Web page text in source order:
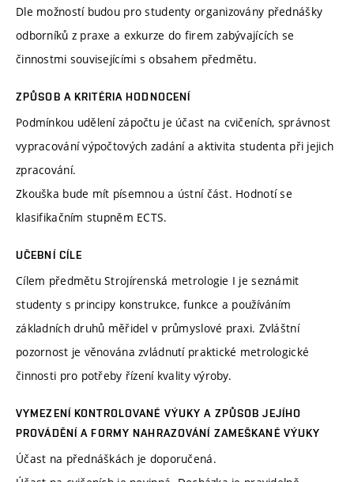
Dle možností budou pro studenty organizovány přednášky
odborníků z praxe a exkurze do firem zabývajících se
činnostmi souvisejícími s obsahem předmětu.
ZPŮSOB A KRITÉRIA HODNOCENÍ
Podmínkou udělení zápočtu je účast na cvičeních, správnost
vypracování výpočtových zadání a aktivita studenta při jejich
zpracování.
Zkouška bude mít písemnou a ústní část. Hodnotí se
klasifikačním stupněm ECTS.
UČEBNÍ CÍLE
Cílem předmětu Strojírenská metrologie I je seznámit
studenty s principy konstrukce, funkce a používáním
základních druhů měřidel v průmyslové praxi. Zvláštní
pozornost je věnována zvládnutí praktické metrologické
činnosti pro potřeby řízení kvality výroby.
VYMEZENÍ KONTROLOVANÉ VÝUKY A ZPŮSOB JEJÍHO
PROVÁDĚNÍ A FORMY NAHRAZOVÁNÍ ZAMEŠKANÉ VÝUKY
Účast na přednáškách je doporučená.